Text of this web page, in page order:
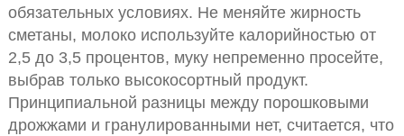
обязательных условиях. Не меняйте жирность
сметаны, молоко используйте калорийностью от
2,5 до 3,5 процентов, муку непременно просейте,
выбрав только высокосортный продукт.
Принципиальной разницы между порошковыми
дрожжами и гранулированными нет, считается, что